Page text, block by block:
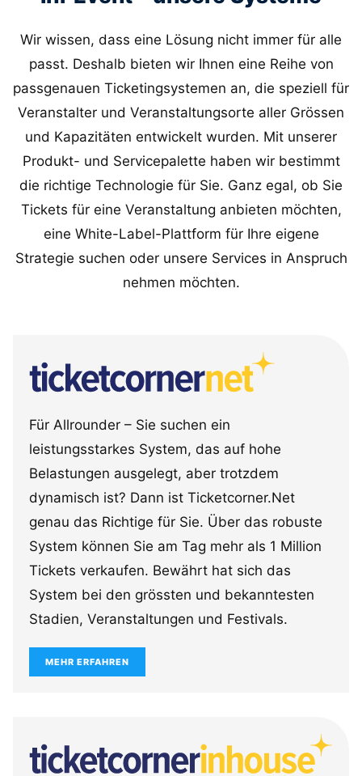
Wir wissen, dass eine Lösung nicht immer für alle
passt. Deshalb bieten wir Ihnen eine Reihe von
passgenauen Ticketingsystemen an, die speziell für
Veranstalter und Veranstaltungsorte aller Grössen
und Kapazitäten entwickelt wurden. Mit unserer
Produkt- und Servicepalette haben wir bestimmt
die richtige Technologie für Sie. Ganz egal, ob Sie
Tickets für eine Veranstaltung anbieten möchten,
eine White-Label-Plattform für Ihre eigene
Strategie suchen oder unsere Services in Anspruch
nehmen möchten.
Für Allrounder – Sie suchen ein
leistungsstarkes System, das auf hohe
Belastungen ausgelegt, aber trotzdem
dynamisch ist? Dann ist Ticketcorner.Net
genau das Richtige für Sie. Über das robuste
System können Sie am Tag mehr als 1 Million
Tickets verkaufen. Bewährt hat sich das
System bei den grössten und bekanntesten
Stadien, Veranstaltungen und Festivals.
MEHR ERFAHREN